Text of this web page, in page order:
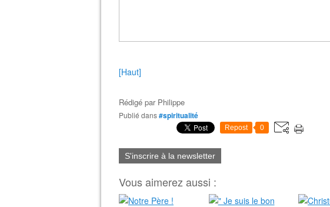
[Haut]
Rédigé par Philippe
Publié dans#spiritualité
Repost 0
S'inscrire à la newsletter
Vous aimerez aussi :